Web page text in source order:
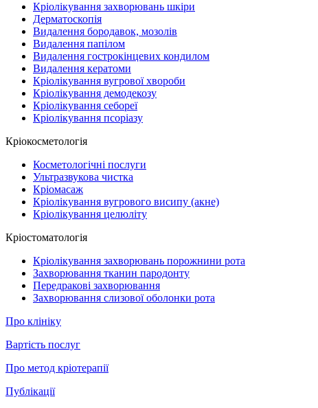
Кріолікування захворювань шкіри
Дерматоскопія
Видалення бородавок, мозолів
Видалення папілом
Видалення гострокінцевих кондилом
Видалення кератоми
Кріолікування вугрової хвороби
Кріолікування демодекозу
Кріолікування себореї
Кріолікування псоріазу
Кріокосметологія
Косметологічні послуги
Ультразвукова чистка
Кріомасаж
Кріолікування вугрового висипу (акне)
Кріолікування целюліту
Кріостоматологія
Кріолікування захворювань порожнини рота
Захворювання тканин пародонту
Передракові захворювання
Захворювання слизової оболонки рота
Про клініку
Вартість послуг
Про метод кріотерапії
Публікації